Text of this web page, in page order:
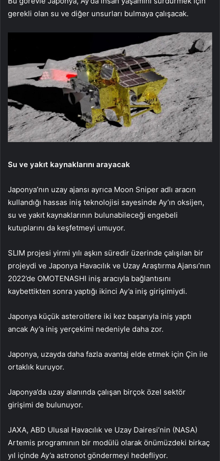
gerekli olan su ve diğer unsurları bulmaya çalışacak.
Su ve yakıt kaynaklarını arayacak
Japonya’nın uzay ajansı ayrıca Moon Sniper adlı aracın
kullandığı hassas iniş teknolojisi sayesinde Ay’ın oksijen,
su ve yakıt kaynaklarının bulunabileceği engebeli
kutuplarını da keşfetmeyi umuyor.
SLIM projesi yirmi yılı aşkın süredir üzerinde çalışılan bir
projeydi ve Japonya Havacılık ve Uzay Araştırma Ajansı’nın
2022’de OMOTENASHI iniş aracıyla bağlantısını
kaybettikten sonra yaptığı ikinci Ay’a iniş girişimiydi.
Japonya küçük asteroitlere iki kez başarıyla iniş yaptı
ancak Ay’a iniş yerçekimi nedeniyle daha zor.
Japonya, uzayda daha fazla avantaj elde etmek için Çin ile
ortaklık kuruyor.
Japonya’da uzay alanında çalışan birçok özel sektör
girişimi de bulunuyor.
JAXA, ABD Ulusal Havacılık ve Uzay Dairesi’nin (NASA)
Artemis programının bir modülü olarak önümüzdeki birkaç
yıl içinde Ay’a astronot göndermeyi hedefliyor.